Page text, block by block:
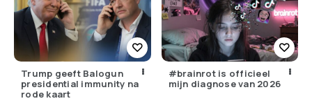
Trump geeft Balogun
presidential immunity na
rode kaart
#brainrot is officieel
mijn diagnose van 2026